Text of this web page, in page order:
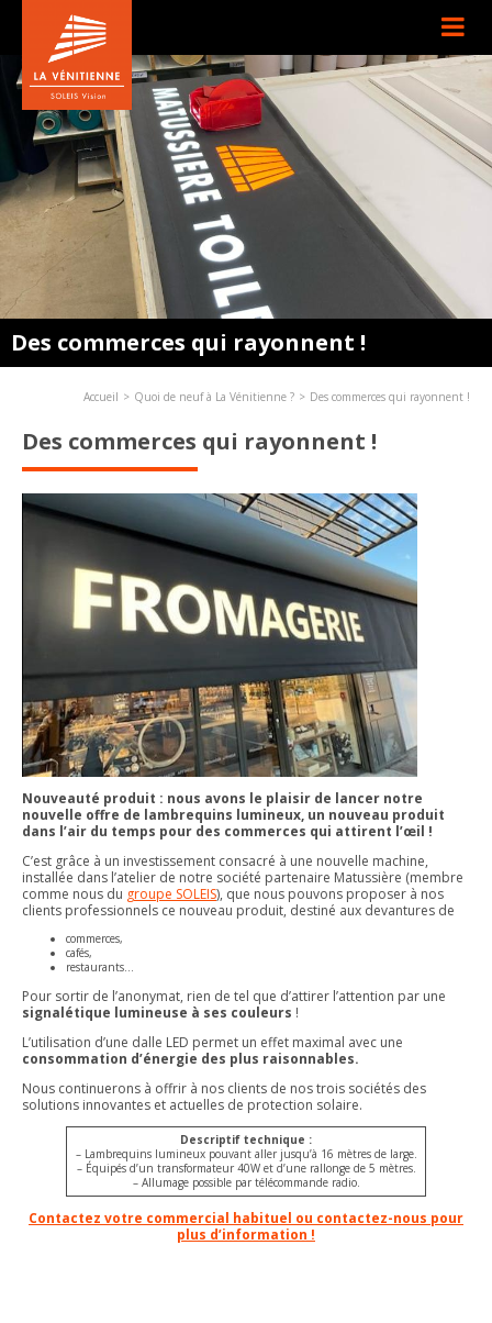
Des commerces qui rayonnent !
Accueil Quoi de neuf à La Vénitienne ? Des commerces qui rayonnent !
Des commerces qui rayonnent !
Nouveauté produit : nous avons le plaisir de lancer notre
nouvelle offre de lambrequins lumineux, un nouveau produit
dans l’air du temps pour des commerces qui attirent l’œil !
C’est grâce à un investissement consacré à une nouvelle machine,
installée dans l’atelier de notre société partenaire Matussière (membre
comme nous du groupe SOLEIS), que nous pouvons proposer à nos
clients professionnels ce nouveau produit, destiné aux devantures de
commerces,
cafés,
restaurants…
Pour sortir de l’anonymat, rien de tel que d’attirer l’attention par une
signalétique lumineuse à ses couleurs !
L’utilisation d’une dalle LED permet un effet maximal avec une
consommation d’énergie des plus raisonnables.
Nous continuerons à offrir à nos clients de nos trois sociétés des
solutions innovantes et actuelles de protection solaire.
Descriptif technique :
– Lambrequins lumineux pouvant aller jusqu’à 16 mètres de large.
– Équipés d’un transformateur 40W et d’une rallonge de 5 mètres.
– Allumage possible par télécommande radio.
Contactez votre commercial habituel ou contactez-nous pour
plus d’information !